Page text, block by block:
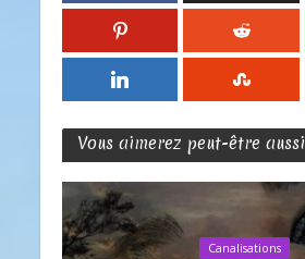
Vous aimerez peut-être aussi
Canalisations